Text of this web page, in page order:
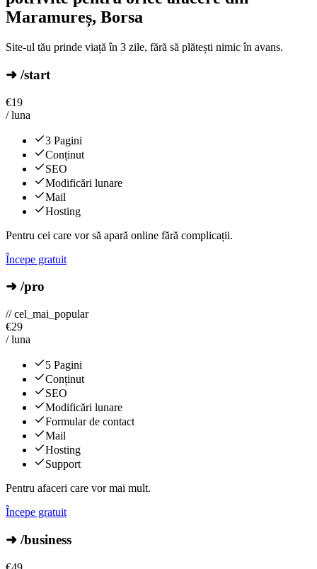
Maramureș, Borsa
Site-ul tău prinde viață în 3 zile, fără să plătești nimic în avans.
➜ /start
€19
/ luna
3 Pagini
Conținut
SEO
Modificări lunare
Mail
Hosting
Pentru cei care vor să apară online fără complicații.
Începe gratuit
➜ /pro
// cel_mai_popular
€29
/ luna
5 Pagini
Conținut
SEO
Modificări lunare
Formular de contact
Mail
Hosting
Support
Pentru afaceri care vor mai mult.
Începe gratuit
➜ /business